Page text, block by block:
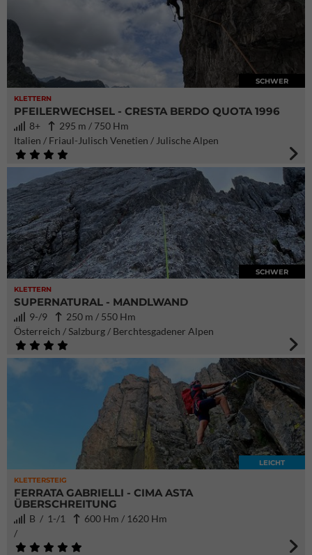
KLETTERN
SCHWER
PFEILERWECHSEL - CRESTA BERDO QUOTA 1996
8+
295 m / 750 Hm
Italien / Friaul-Julisch Venetien / Julische Alpen
KLETTERN
SCHWER
SUPERNATURAL - MANDLWAND
9-/9
250 m / 550 Hm
Österreich / Salzburg / Berchtesgadener Alpen
KLETTERSTEIG
LEICHT
FERRATA GABRIELLI - CIMA ASTA
ÜBERSCHREITUNG
B / 1-/1
600 Hm / 1620 Hm
/